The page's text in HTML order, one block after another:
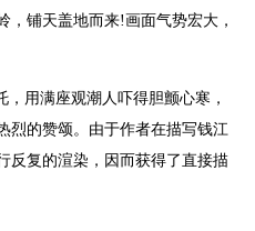
，铺天盖地而来!画面气势宏大，
用满座观潮人吓得胆颤心寒，
烈的赞颂。由于作者在描写钱江
反复的渲染，因而获得了直接描